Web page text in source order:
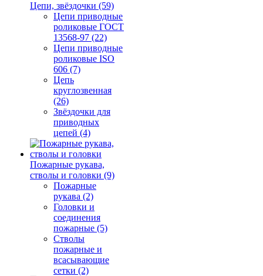
Цепи, звёздочки (59)
Цепи приводные
роликовые ГОСТ
13568-97 (22)
Цепи приводные
роликовые ISO
606 (7)
Цепь
круглозвенная
(26)
Звёздочки для
приводных
цепей (4)
Пожарные рукава,
стволы и головки (9)
Пожарные
рукава (2)
Головки и
соединения
пожарные (5)
Стволы
пожарные и
всасывающие
сетки (2)